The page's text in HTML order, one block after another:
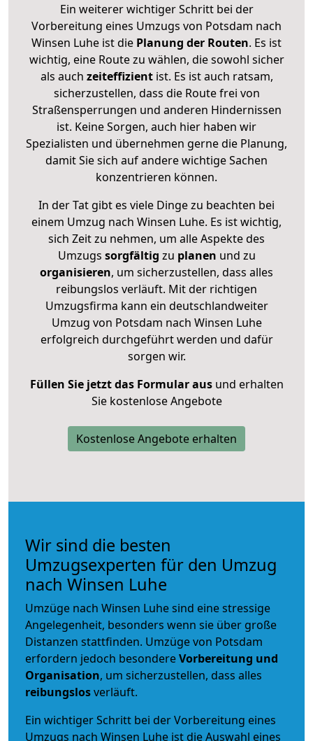
Ein weiterer wichtiger Schritt bei der
Vorbereitung eines Umzugs von Potsdam nach
Winsen Luhe ist die Planung der Routen. Es ist
wichtig, eine Route zu wählen, die sowohl sicher
als auch zeiteffizientist. Es ist auch ratsam,
sicherzustellen, dass die Route frei von
Straßensperrungen und anderen Hindernissen
ist. Keine Sorgen, auch hier haben wir
Spezialisten und übernehmen gerne die Planung,
damit Sie sich auf andere wichtige Sachen
konzentrieren können.
In der Tat gibt es viele Dinge zu beachten bei
einem Umzug nach Winsen Luhe. Es ist wichtig,
sich Zeit zu nehmen, um alle Aspekte des
Umzugs sorgfältig zu planen und zu
organisieren, um sicherzustellen, dass alles
reibungslos verläuft. Mit der richtigen
Umzugsfirma kann ein deutschlandweiter
Umzug von Potsdam nach Winsen Luhe
erfolgreich durchgeführt werden und dafür
sorgen wir.
Füllen Sie jetzt das Formular ausund erhalten
Sie kostenlose Angebote
Kostenlose Angebote erhalten
Wir sind die besten
Umzugsexperten für den Umzug
nach Winsen Luhe
Umzüge nach Winsen Luhe sind eine stressige
Angelegenheit, besonders wenn sie über große
Distanzen stattfinden. Umzüge von Potsdam
erfordern jedoch besondereVorbereitung und
Organisation, um sicherzustellen, dass alles
reibungslosverläuft.
Ein wichtiger Schritt bei der Vorbereitung eines
Umzugs nach Winsen Luhe ist die Auswahl eines